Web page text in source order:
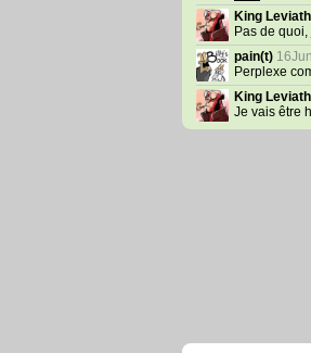
King
Pas de
pain(t) 16Jun
Perplexe
King
Je vais être